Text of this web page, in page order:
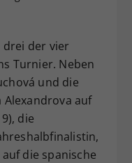
der vier
Turnier. Neben
und die
auf
die
die spanische